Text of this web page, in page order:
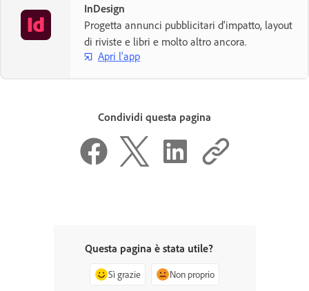
InDesign
Progetta annunci pubblicitari d'impatto, layout
di riviste e libri e molto altro ancora.
Apri l'app
Condividi questa pagina
Questa pagina è stata utile?
Sì grazie Non proprio